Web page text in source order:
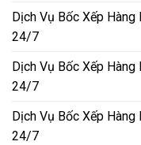
Dịch Vụ Bốc Xếp
24/7
Dịch Vụ Bốc Xếp
24/7
Dịch Vụ Bốc Xếp Hàng
24/7